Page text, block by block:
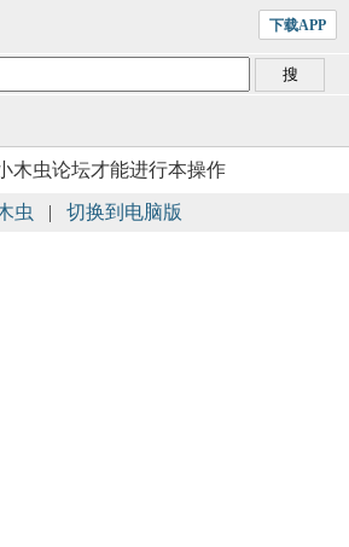
下载APP
木虫论坛才能进行本操作
虫 | 切换到电脑版